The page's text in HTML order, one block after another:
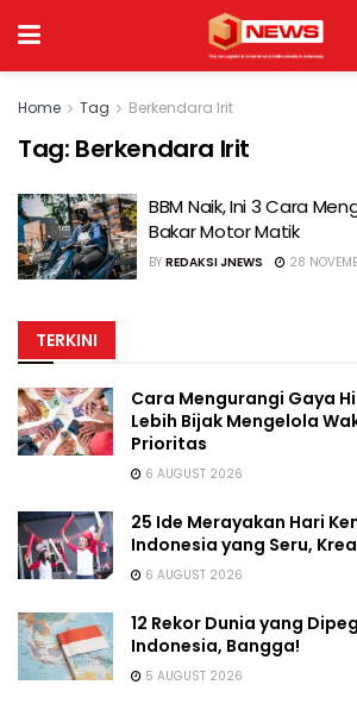
Home Tag Berkendara Irit
Tag: Berkendara Irit
BBM Naik, Ini 3 Cara
Bakar Motor Matik
BY REDAKSI JNEWS 28
TERKINI
Cara Mengurangi Gaya
Lebih Bijak Mengelola
Prioritas
6 AUGUST 2026
25 Ide Merayakan Hari
Indonesia yang Seru,
6 AUGUST 2026
12 Rekor Dunia yang
Indonesia, Bangga!
5 AUGUST 2026